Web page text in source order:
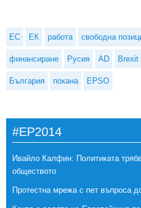
ЕС ЕК работа свободна
финансиране Русия AD Brexit
България покана EPSO
#EP2014
Ивайло Калфин: Политиката
обществото
Протестна мрежа с пет въпроса